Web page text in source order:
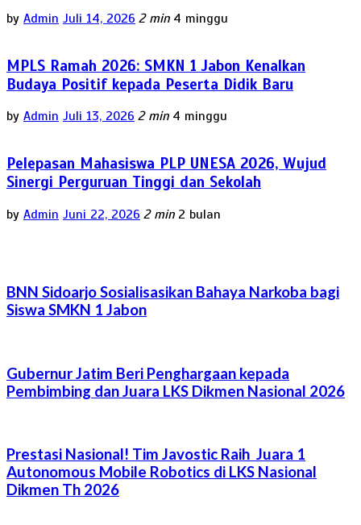
by Admin Juli 14, 2026 2 min 4 minggu
MPLS Ramah 2026: SMKN 1 Jabon Kenalkan
Budaya Positif kepada Peserta Didik Baru
by Admin Juli 13, 2026 2 min 4 minggu
Pelepasan Mahasiswa PLP UNESA 2026, Wujud
Sinergi Perguruan Tinggi dan Sekolah
by Admin Juni 22, 2026 2 min 2 bulan
BNN Sidoarjo Sosialisasikan Bahaya Narkoba bagi
Siswa SMKN 1 Jabon
Gubernur Jatim Beri Penghargaan kepada
Pembimbing dan Juara LKS Dikmen Nasional 2026
Prestasi Nasional! Tim Javostic Raih Juara 1
Autonomous Mobile Robotics di LKS Nasional
Dikmen Th 2026